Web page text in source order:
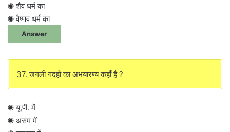
◉ शैव धर्म का
◉ वैष्णव धर्म का
Answer
37. जंगली गदहों का अभयारण्य कहाँ है ?
◉ यू.पी. में
◉ असम में